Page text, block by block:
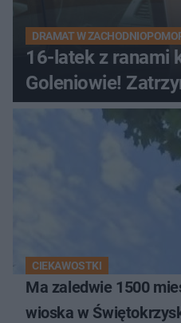
DRAMAT W
16-latek z ranami
Goleniowie!
CIEKAWOSTKI
Ma zaledwie 1500
wioska w